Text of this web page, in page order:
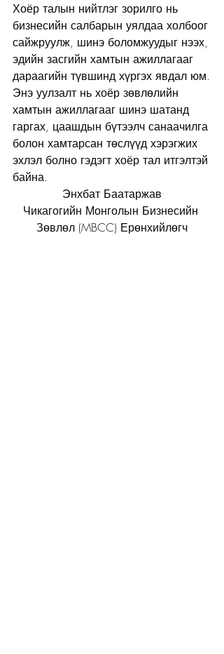
Хоёр талын нийтлэг зорилго нь
бизнесийн салбарын уялдаа холбоог
сайжруулж, шинэ боломжуудыг нээх,
эдийн засгийн хамтын ажиллагааг
дараагийн түвшинд хүргэх явдал юм.
Энэ уулзалт нь хоёр зөвлөлийн
хамтын ажиллагааг шинэ шатанд
гаргах, цаашдын бүтээлч санаачилга
болон хамтарсан төслүүд хэрэгжих
эхлэл болно гэдэгт хоёр тал итгэлтэй
байна.
Энхбат Баатаржав
Чикагогийн Монголын Бизнесийн
Зөвлөл (MBCC) Ерөнхийлөгч